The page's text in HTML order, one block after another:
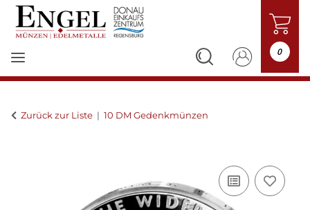
0
Zurück zur Liste 10 DM Gedenkmünzen